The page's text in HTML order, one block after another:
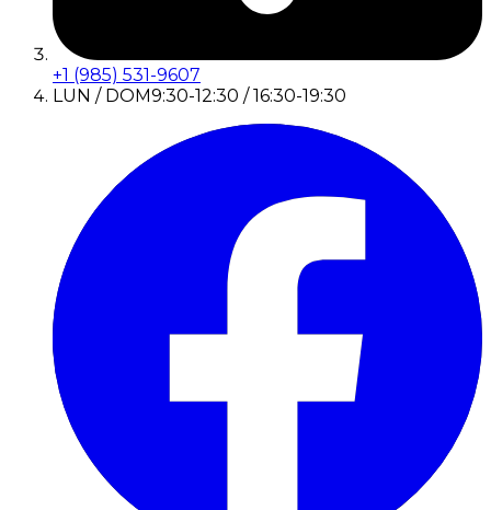
+1 (985) 531-9607
LUN / DOM9:30-12:30 / 16:30-19:30